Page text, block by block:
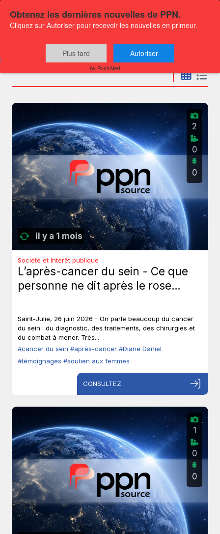
Communiqués
il y a 1 mois
2
0
0
Société et Intérêt publique
L’après-cancer du sein - Ce que
personne ne dit après le rose…
Saint-Julie, 26 juin 2026 - On parle beaucoup du cancer
du sein : du diagnostic, des traitements, des chirurgies et
du combat à mener. Très...
#cancer du sein #après-cancer #Diane Daniel
#témoignages #soutien aux femmes
CONSULTEZ
1
0
0
Obtenez les dernières nouvelles de PPN.
Cliquez sur Autoriser pour recevoir les nouvelles en primeur.
Plus tard Autoriser
by PushAlert